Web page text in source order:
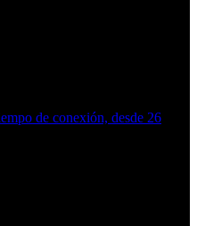
de conexión, desde 26